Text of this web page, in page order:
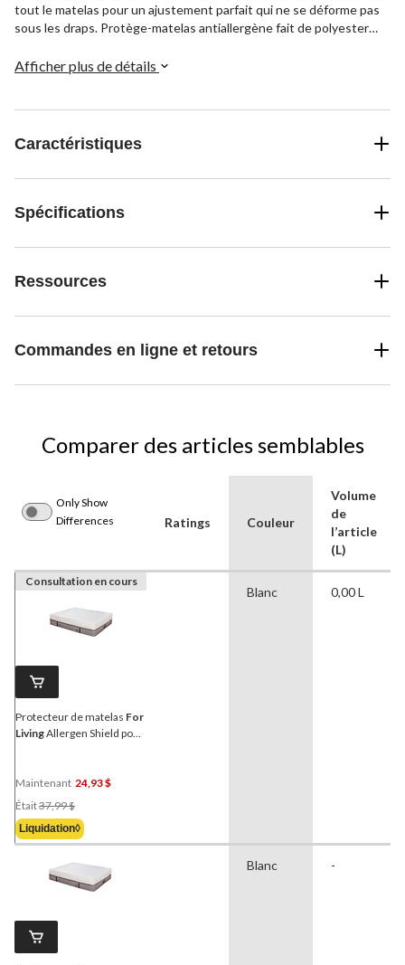
tout le matelas pour un ajustement parfait qui ne se déforme pas
sous les draps. Protège-matelas antiallergène fait de polyester
Afficher plus de détails
Caractéristiques
Spécifications
Ressources
Commandes en ligne et retours
Comparer des articles semblables
Only Show
Differences
Ratings Couleur
Volume
de
l’article
(L)
Consultation en cours
Protecteur de matelas For
LivingAllergen Shield pour
Maintenant 24,93 $
Était37,99 $
Était
37,99 $
Liquidation◊
Blanc 0,00 L
Blanc -